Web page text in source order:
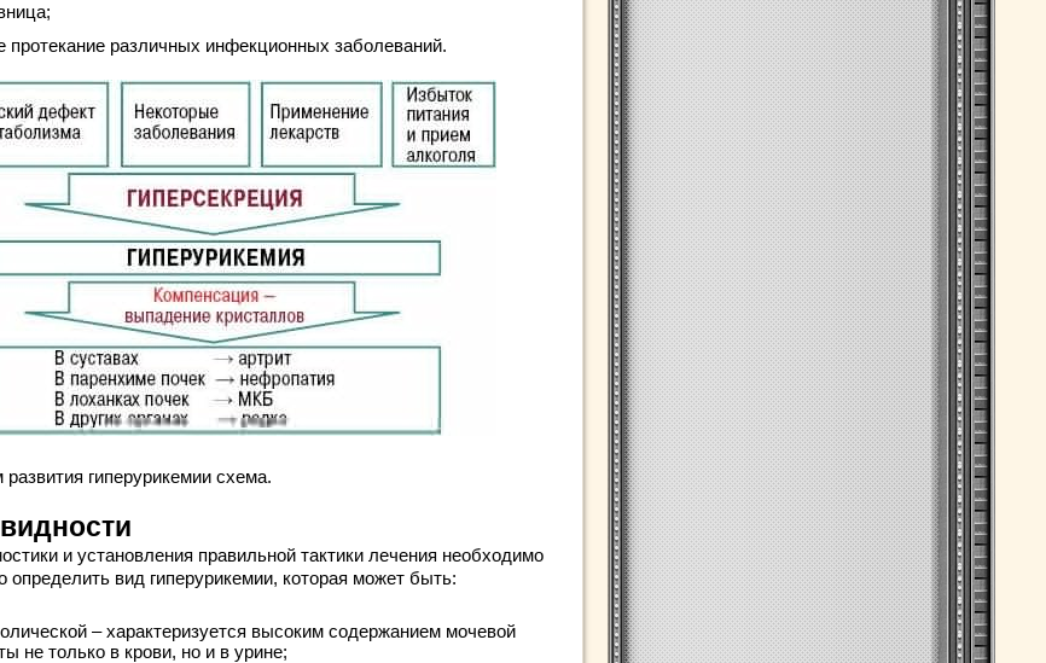
протекание различных инфекционных заболеваний.
гиперурикемии схема.
и установления правильной тактики лечения необходимо
определить вид гиперурикемии, которая может быть:
– характеризуется высоким содержанием мочевой
не только в крови, но и в урине;